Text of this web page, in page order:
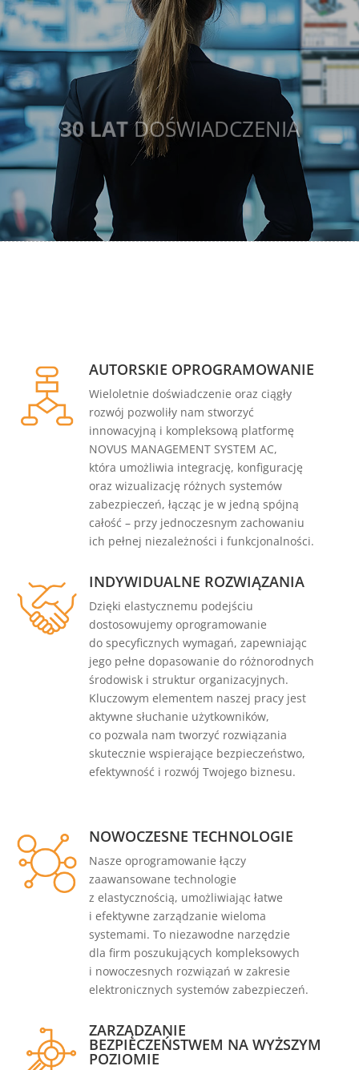
30 LATDOŚWIADCZENIA
AUTORSKIE OPROGRAMOWANIE
Wieloletnie doświadczenie oraz ciągły
rozwój pozwoliły nam stworzyć
innowacyjną i kompleksową platformę
NOVUS MANAGEMENT SYSTEM AC,
która umożliwia integrację, konfigurację
oraz wizualizację różnych systemów
zabezpieczeń, łącząc je w jedną spójną
całość – przy jednoczesnym zachowaniu
ich pełnej niezależności i funkcjonalności.
INDYWIDUALNE ROZWIĄZANIA
Dzięki elastycznemu podejściu
dostosowujemy oprogramowanie
do specyficznych wymagań, zapewniając
jego pełne dopasowanie do różnorodnych
środowisk i struktur organizacyjnych.
Kluczowym elementem naszej pracy jest
aktywne słuchanie użytkowników,
co pozwala nam tworzyć rozwiązania
skutecznie wspierające bezpieczeństwo,
efektywność i rozwój Twojego biznesu.
NOWOCZESNE TECHNOLOGIE
Nasze oprogramowanie łączy
zaawansowane technologie
z elastycznością, umożliwiając łatwe
i efektywne zarządzanie wieloma
systemami. To niezawodne narzędzie
dla firm poszukujących kompleksowych
i nowoczesnych rozwiązań w zakresie
elektronicznych systemów zabezpieczeń.
ZARZĄDZANIE
BEZPIECZEŃSTWEM NA WYŻSZYM
POZIOMIE